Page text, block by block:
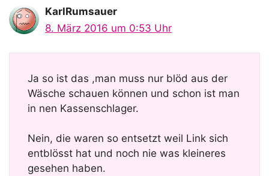
KarlRumsauer
8. März 2016 um 0:53 Uhr
Ja so ist das ,man muss nur blöd aus der
Wäsche schauen können und schon ist man
in nen Kassenschlager.
Nein, die waren so entsetzt weil Link sich
entblösst hat und noch nie was kleineres
gesehen haben.